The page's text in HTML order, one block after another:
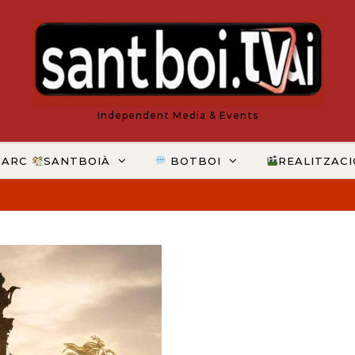
Independent Media & Events
SANTBOIÀ BOTBOI